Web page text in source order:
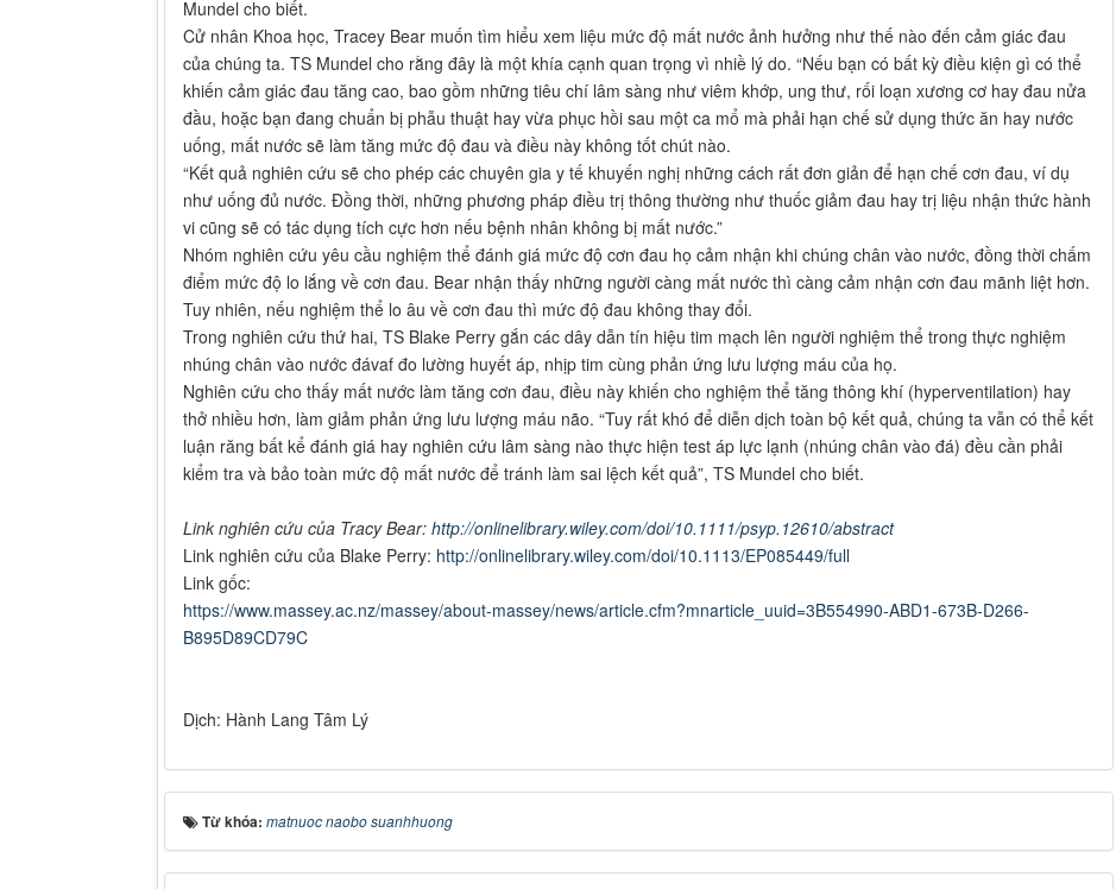
Mundel cho biết.
Cử nhân Khoa học, Tracey Bear muốn tìm hiểu xem liệu mức độ mất nước ảnh hưởng như thế nào đến cảm giác đau
của chúng ta. TS Mundel cho rằng đây là một khía cạnh quan trọng vì nhiề lý do. “Nếu bạn có bất kỳ điều kiện gì có thể
khiến cảm giác đau tăng cao, bao gồm những tiêu chí lâm sàng như viêm khớp, ung thư, rối loạn xương cơ hay đau nửa
đầu, hoặc bạn đang chuẩn bị phẫu thuật hay vừa phục hồi sau một ca mổ mà phải hạn chế sử dụng thức ăn hay nước
uống, mất nước sẽ làm tăng mức độ đau và điều này không tốt chút nào.
“Kết quả nghiên cứu sẽ cho phép các chuyên gia y tế khuyến nghị những cách rất đơn giản để hạn chế cơn đau, ví dụ
như uống đủ nước. Đồng thời, những phương pháp điều trị thông thường như thuốc giảm đau hay trị liệu nhận thức hành
vi cũng sẽ có tác dụng tích cực hơn nếu bệnh nhân không bị mất nước.”
Nhóm nghiên cứu yêu cầu nghiệm thể đánh giá mức độ cơn đau họ cảm nhận khi chúng chân vào nước, đồng thời chấm
điểm mức độ lo lắng về cơn đau. Bear nhận thấy những người càng mất nước thì càng cảm nhận cơn đau mãnh liệt hơn.
Tuy nhiên, nếu nghiệm thể lo âu về cơn đau thì mức độ đau không thay đổi.
Trong nghiên cứu thứ hai, TS Blake Perry gắn các dây dẫn tín hiệu tim mạch lên người nghiệm thể trong thực nghiệm
nhúng chân vào nước đávaf đo lường huyết áp, nhịp tim cùng phản ứng lưu lượng máu của họ.
Nghiên cứu cho thấy mất nước làm tăng cơn đau, điều này khiến cho nghiệm thể tăng thông khí (hyperventilation) hay
thở nhiều hơn, làm giảm phản ứng lưu lượng máu não. “Tuy rất khó để diễn dịch toàn bộ kết quả, chúng ta vẫn có thể kết
luận răng bất kể đánh giá hay nghiên cứu lâm sàng nào thực hiện test áp lực lạnh (nhúng chân vào đá) đều cần phải
kiểm tra và bảo toàn mức độ mất nước để tránh làm sai lệch kết quả”, TS Mundel cho biết.
Link nghiên cứu của Tracy Bear: http://onlinelibrary.wiley.com/doi/10.1111/psyp.12610/abstract
Link nghiên cứu của Blake Perry: http://onlinelibrary.wiley.com/doi/10.1113/EP085449/full
Link gốc:
https://www.massey.ac.nz/massey/about-massey/news/article.cfm?mnarticle_uuid=3B554990-ABD1-673B-D266-
B895D89CD79C
Dịch: Hành Lang Tâm Lý
Từ khóa: matnuoc naobo suanhhuong